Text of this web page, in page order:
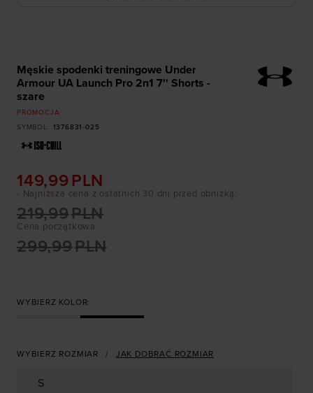
Męskie spodenki treningowe Under
Armour UA Launch Pro 2n1 7'' Shorts -
szare
PROMOCJA
SYMBOL
1376831-025
149,99 PLN
Cena początkowa
299,99PLN
219,99PLN
- Najniższa cena z ostatnich 30 dni przed obniżką:
WYBIERZ KOLOR:
WYBIERZ ROZMIAR JAK DOBRAĆ ROZMIAR
S